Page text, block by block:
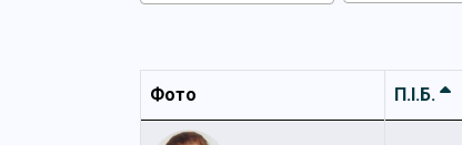
Фото П.І.Б.